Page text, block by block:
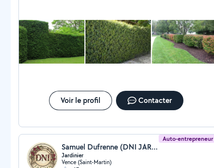
Voir le profil Contacter
Auto-entrepreneur
Samuel Dufrenne (DNI JARDIN)
Jardinier
Vence (Saint-Martin)